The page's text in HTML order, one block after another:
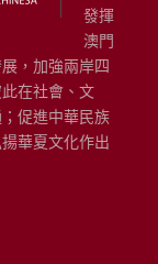
發揮
澳門
，加強兩岸四
在社會、文
促進中華民族
華夏文化作出